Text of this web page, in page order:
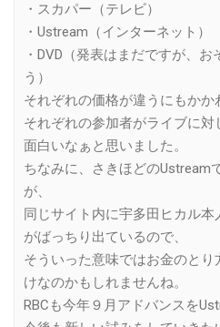
・スカパー（テレビ）
・Ustream（インターネット）
・DVD（発表はまだですが、
う）
それぞれの価格が違うにもかか
それぞれの参加者がライブに
面白いなぁと思いました。
ちなみに、さきほどのUstream
が、
同じサイト内に宇多田ヒカル
がばっちり出ているので、
そういった意味ではお金のと
けなのかもしれませんね。
RBCも今年９月アドバンスを